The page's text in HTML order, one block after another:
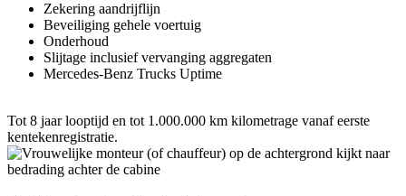
Zekering aandrijflijn
Beveiliging gehele voertuig
Onderhoud
Slijtage inclusief vervanging aggregaten
Mercedes‑Benz Trucks Uptime
Tot 8 jaar looptijd en tot 1.000.000 km kilometrage vanaf eerste
kentekenregistratie.